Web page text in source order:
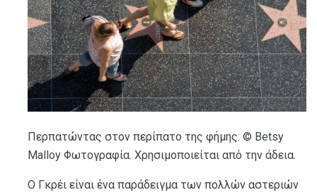
Περπατώντας στον περίπατο της φήμης. © Betsy
Malloy Φωτογραφία. Χρησιμοποιείται από την άδεια.
Ο Γκρέι είναι ένα παράδειγμα των πολλών αστεριών